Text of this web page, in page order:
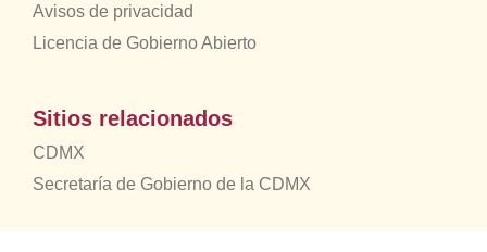
Avisos de privacidad
Licencia de Gobierno Abierto
Sitios relacionados
CDMX
Secretaría de Gobierno de la CDMX